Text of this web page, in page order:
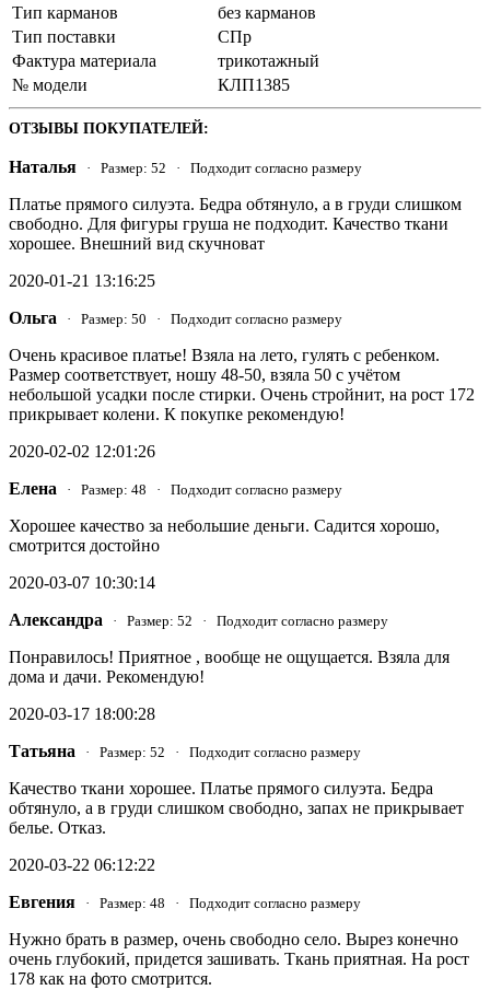
Тип карманов
без карманов
Тип поставки
СПр
Фактура материала
трикотажный
№ модели
КЛП1385
ОТЗЫВЫ ПОКУПАТЕЛЕЙ:
Наталья · Размер: 52 · Подходит согласно размеру
Платье прямого силуэта. Бедра обтянуло, а в груди слишком
свободно. Для фигуры груша не подходит. Качество ткани
хорошее. Внешний вид скучноват
2020-01-21 13:16:25
Ольга · Размер: 50 · Подходит согласно размеру
Очень красивое платье! Взяла на лето, гулять с ребенком.
Размер соответствует, ношу 48-50, взяла 50 с учётом
небольшой усадки после стирки. Очень стройнит, на рост 172
прикрывает колени. К покупке рекомендую!
2020-02-02 12:01:26
Елена · Размер: 48 · Подходит согласно размеру
Хорошее качество за небольшие деньги. Садится хорошо,
смотрится достойно
2020-03-07 10:30:14
Александра · Размер: 52 · Подходит согласно размеру
Понравилось! Приятное , вообще не ощущается. Взяла для
дома и дачи. Рекомендую!
2020-03-17 18:00:28
Татьяна · Размер: 52 · Подходит согласно размеру
Качество ткани хорошее. Платье прямого силуэта. Бедра
обтянуло, а в груди слишком свободно, запах не прикрывает
белье. Отказ.
2020-03-22 06:12:22
Евгения · Размер: 48 · Подходит согласно размеру
Нужно брать в размер, очень свободно село. Вырез конечно
очень глубокий, придется зашивать. Ткань приятная. На рост
178 как на фото смотрится.